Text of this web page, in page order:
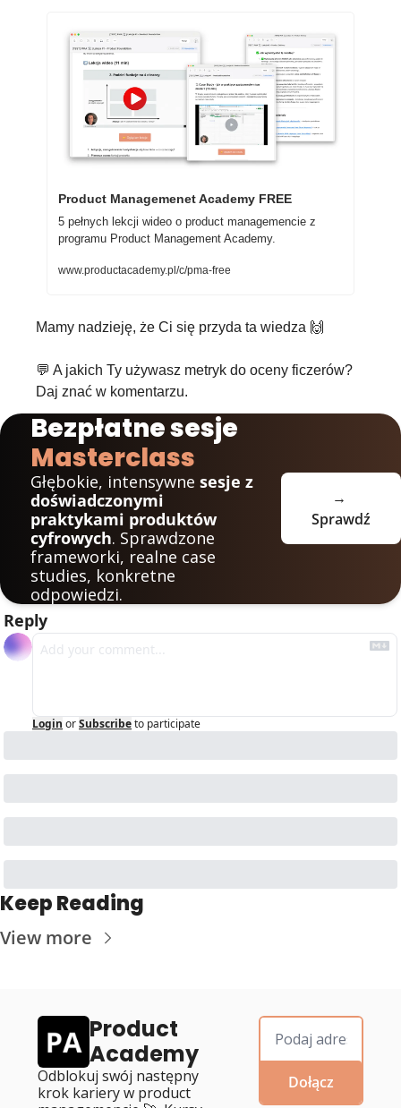
Product Managemenet Academy FREE
5 pełnych lekcji wideo o product managemencie z
programu Product Management Academy.
www.productacademy.pl/c/pma-free
Mamy nadzieję, że Ci się przyda ta wiedza 🙌
💬 A jakich Ty używasz metryk do oceny ficzerów?
Daj znać w komentarzu.
Masterclass
Głębokie, intensywne sesje z
doświadczonymi
praktykami produktów
cyfrowych. Sprawdzone
frameworki, realne case
studies, konkretne
odpowiedzi.
→
Sprawdź
Reply
Login orSubscribeto participate
Keep Reading
View more
Product
Academy
Odblokuj swój następny
krok kariery w product
Dołącz